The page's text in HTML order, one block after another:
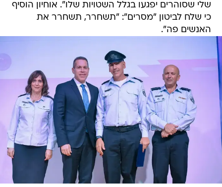
שלי שסוהרים יפגעו בגלל השטויות שלו". אוחיון הוסיף
כי שלח לביטון "מסרים": "תשחרר, תשחרר את
האנשים פה".